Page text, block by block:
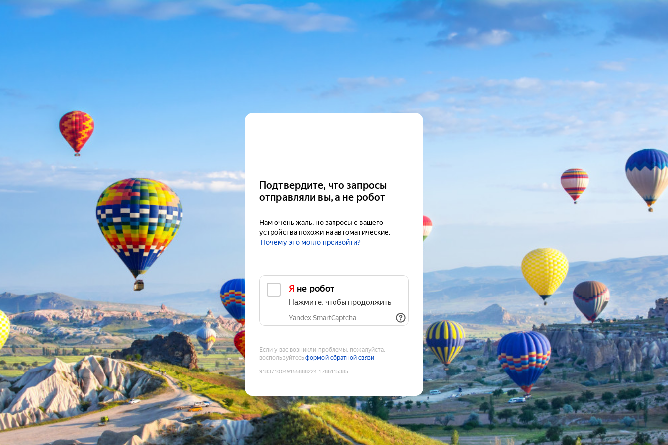
Подтвердите, что запросы
отправляли вы, а не робот
Нам очень жаль, но запросы с вашего
устройства похожи на автоматические.
Почему это могло произойти?
Я не робот
Нажмите, чтобы продолжить
Yandex SmartCaptcha
Если у вас возникли проблемы, пожалуйста,
воспользуйтесьформой обратной связи
9183710049155888224:1786115385